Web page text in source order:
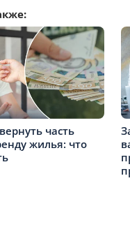
часть
жилья: что